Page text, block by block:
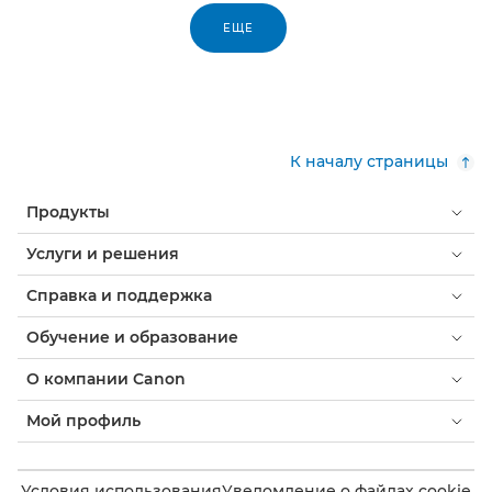
ЕЩЕ
К началу страницы
Продукты
Услуги и решения
Справка и поддержка
Обучение и образование
О компании Canon
Мой профиль